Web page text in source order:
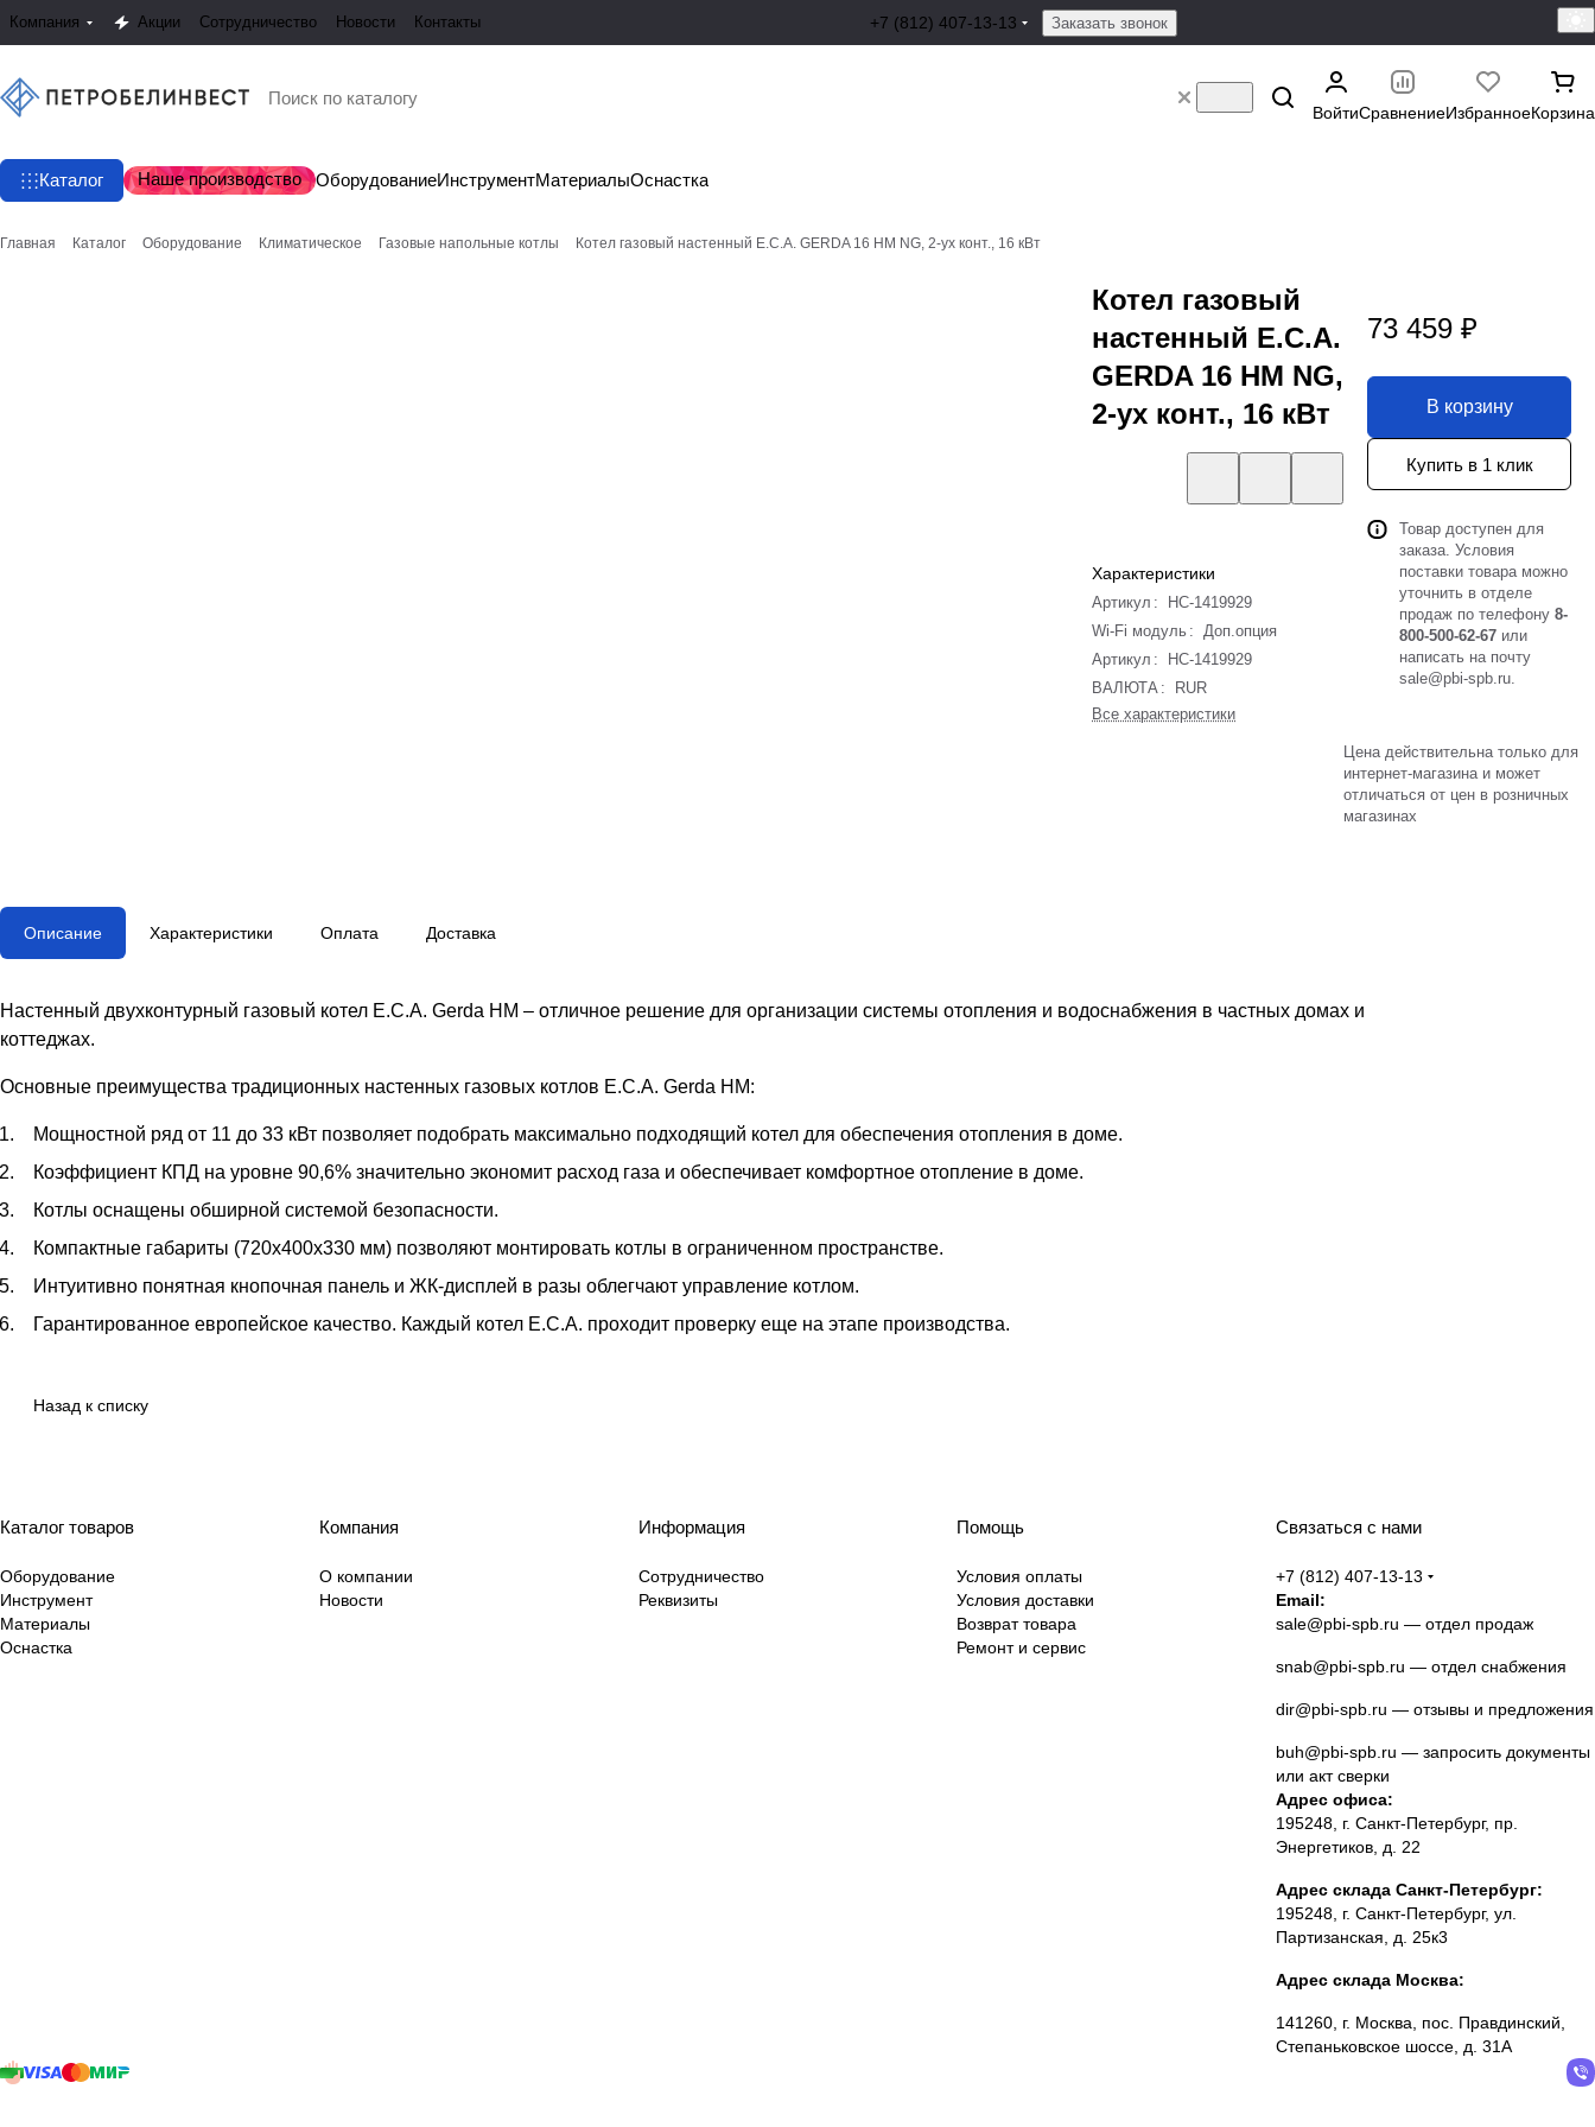
Компания Акции Сотрудничество Новости Контакты +7 (812) 407-13-13 Заказать звонок
ВойтиСравнениеИзбранноеКорзина
Каталог Наше производство ОборудованиеИнструментМатериалыОснастка
Главная Каталог Оборудование Климатическое Газовые напольные котлы Котел газовый настенный E.C.A. GERDA 16 HM NG, 2-ух конт., 16 кВт
Котел газовый
настенный E.C.A.
GERDA 16 HM NG,
2-ух конт., 16 кВт
Характеристики
Артикул :
НС-1419929
Wi-Fi модуль : Доп.опция
Артикул :
НС-1419929
ВАЛЮТА :
RUR
Все характеристики
73 459 ₽
В корзину
Купить в 1 клик
Товар доступен для
заказа. Условия
поставки товара можно
уточнить в отделе
продаж по телефону 8-
800-500-62-67 или
написать на почту
sale@pbi-spb.ru.
Цена действительна только для
интернет-магазина и может
отличаться от цен в розничных
магазинах
Описание Характеристики Оплата Доставка
Настенный двухконтурный газовый котел E.C.A. Gerda HM – отличное решение для организации системы отопления и водоснабжения в частных домах и
коттеджах.
Основные преимущества традиционных настенных газовых котлов E.C.A. Gerda HM:
Мощностной ряд от 11 до 33 кВт позволяет подобрать максимально подходящий котел для обеспечения отопления в доме.
Коэффициент КПД на уровне 90,6% значительно экономит расход газа и обеспечивает комфортное отопление в доме.
Котлы оснащены обширной системой безопасности.
Компактные габариты (720х400х330 мм) позволяют монтировать котлы в ограниченном пространстве.
Интуитивно понятная кнопочная панель и ЖК-дисплей в разы облегчают управление котлом.
Гарантированное европейское качество. Каждый котел Е.С.А. проходит проверку еще на этапе производства.
Назад к списку
Каталог товаров
Оборудование
Инструмент
Материалы
Оснастка
Компания
О компании
Новости
Информация
Сотрудничество
Реквизиты
Помощь
Условия оплаты
Условия доставки
Возврат товара
Ремонт и сервис
Связаться с нами
+7 (812) 407-13-13
Email:
sale@pbi-spb.ru — отдел продаж
snab@pbi-spb.ru — отдел снабжения
dir@pbi-spb.ru — отзывы и предложения
buh@pbi-spb.ru — запросить документы
или акт сверки
Адрес офиса:
195248, г. Санкт-Петербург, пр.
Энергетиков, д. 22
Адрес склада Санкт-Петербург:
195248, г. Санкт-Петербург, ул.
Партизанская, д. 25к3
Адрес склада Москва:
141260, г. Москва, пос. Правдинский,
Степаньковское шоссе, д. 31А